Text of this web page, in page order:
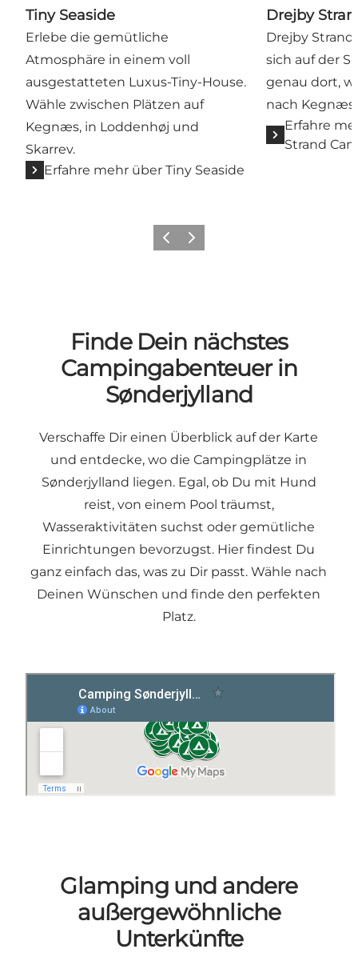
Tiny Seaside
Erlebe die gemütliche
Atmosphäre in einem voll
ausgestatteten Luxus-Tiny-House.
Wähle zwischen Plätzen auf
Kegnæs, in Loddenhøj und
Skarrev.
Erfahre mehr über Tiny Seaside
Drejby
Drejby
sich auf der
genau dort,
nach
Erfahre
Strand
ZurückWeiter
Finde Dein nächstes
Campingabenteuer in
Sønderjylland
Verschaffe Dir einen Überblick auf der Karte
und entdecke, wo die Campingplätze in
Sønderjylland liegen. Egal, ob Du mit Hund
reist, von einem Pool träumst,
Wasseraktivitäten suchst oder gemütliche
Einrichtungen bevorzugst. Hier findest Du
ganz einfach das, was zu Dir passt.Wähle nach
Deinen Wünschen und finde den perfekten
Platz.
Glamping und andere
außergewöhnliche
Unterkünfte